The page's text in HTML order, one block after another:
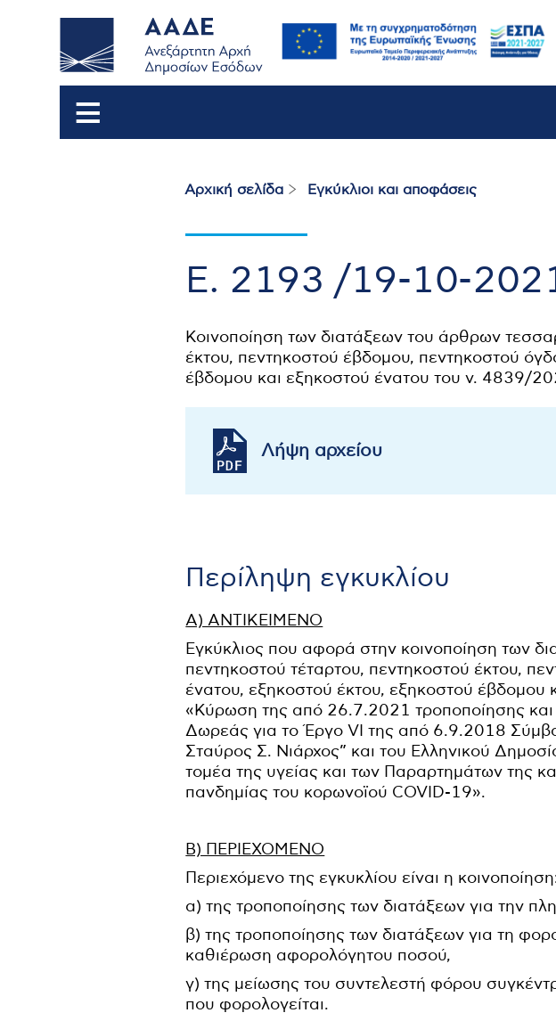
Breadcrumb
Αρχική σελίδα Εγκύκλιοι και αποφάσεις
Ε. 2193 /19-10-
Κοινοποίηση των διατάξεων του άρθρων
έκτου, πεντηκοστού έβδομου, πεντηκοστού
έβδομου και εξηκοστού ένατου του ν. 4839/
Λήψη αρχείου
Περίληψη εγκυκλίου
Α) ΑΝΤΙΚΕΙΜΕΝΟ
Εγκύκλιος που αφορά στην κοινοποίηση των
πεντηκοστού τέταρτου, πεντηκοστού έκτου,
ένατου, εξηκοστού έκτου, εξηκοστού
«Κύρωση της από 26.7.2021 τροποποίησης
Δωρεάς για το Έργο VI της από 6.9.2018
Σταύρος Σ. Νιάρχος” και του Ελληνικού
τομέα της υγείας και των Παραρτημάτων της
πανδημίας του κορωνοϊού COVID-19».
Β) ΠΕΡΙΕΧΟΜΕΝΟ
Περιεχόμενο της εγκυκλίου είναι η
α) της τροποποίησης των διατάξεων για την
β) της τροποποίησης των διατάξεων για τη
καθιέρωση αφορολόγητου ποσού,
γ) της μείωσης του συντελεστή φόρου
που φορολογείται.